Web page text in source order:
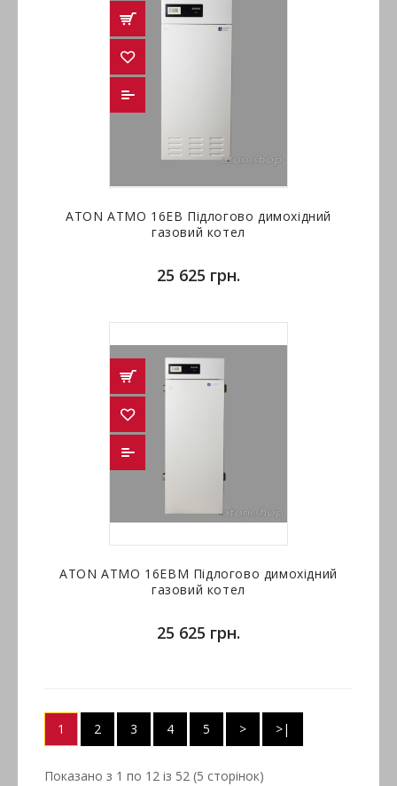
ATON ATMO 16ЕВ Підлогово димохідний
газовий котел
25 625 грн.
ATON ATMO 16ЕВМ Підлогово димохідний
газовий котел
25 625 грн.
1 2 3 4 5 > >|
Показано з 1 по 12 із 52 (5 сторінок)